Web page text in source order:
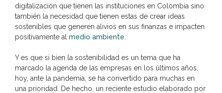
digitalización que tienen las instituciones en Colombia sino
también la necesidad que tienen estas de crear ideas
sostenibles que generen alivios en sus finanzas e impacten
positivamente al medio ambiente.
Y es que si bien la sostenibilidad es un tema que ha
marcado la agenda de las empresas en los últimos años,
hoy, ante la pandemia, se ha convertido para muchas en
una prioridad. De hecho, un reciente estudio elaborado por